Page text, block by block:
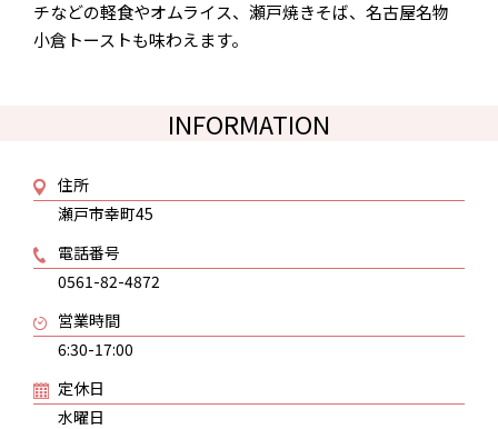
チなどの軽食やオムライス、瀬戸焼きそば、名古屋名物
小倉トーストも味わえます。
INFORMATION
住所
瀬戸市幸町45
電話番号
0561-82-4872
営業時間
6:30-17:00
定休日
水曜日